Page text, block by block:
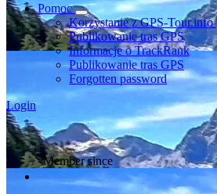
Pomoc
Korzystanie z GPS-Tour.info
Publikowanie tras GPS
Informacje o TrackRank
Publikowanie tras GPS
Forgotten password
Login
Member since